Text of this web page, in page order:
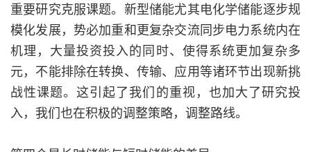
重要研究克服课题。新型储能尤其电化学储能逐步规
模化发展，势必加重和更复杂交流同步电力系统内在
机理，大量投资投入的同时、使得系统更加复杂多
元，不能排除在转换、传输、应用等诸环节出现新挑
战性课题。这引起了我们的重视，也加大了研究投
入，我们也在积极的调整策略，调整路线。